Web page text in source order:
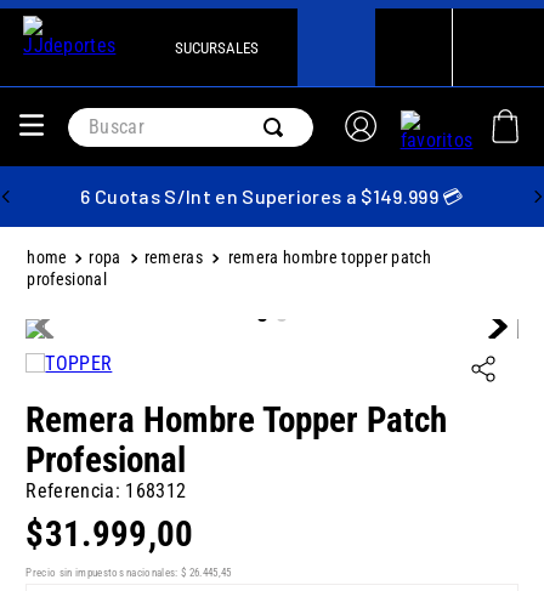
SUCURSALES
Buscar
6 Cuotas S/Int en Superiores a $149.999 💳
ropa remeras
remera hombre topper patch
profesional
Remera Hombre Topper Patch
Profesional
Referencia: 168312
$31.999,00
Precio sin impuestos nacionales: $ 26.445,45